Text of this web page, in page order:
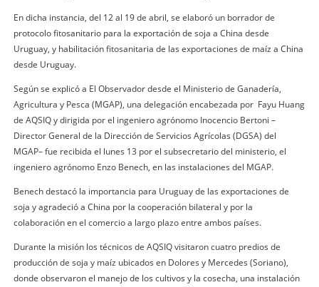
En dicha instancia, del 12 al 19 de abril, se elaboró un borrador de
protocolo fitosanitario para la exportación de soja a China desde
Uruguay, y habilitación fitosanitaria de las exportaciones de maíz a China
desde Uruguay.
Según se explicó a El Observador desde el Ministerio de Ganadería,
Agricultura y Pesca (MGAP), una delegación encabezada por Fayu Huang
de AQSIQ y dirigida por el ingeniero agrónomo Inocencio Bertoni –
Director General de la Dirección de Servicios Agrícolas (DGSA) del
MGAP– fue recibida el lunes 13 por el subsecretario del ministerio, el
ingeniero agrónomo Enzo Benech, en las instalaciones del MGAP.
Benech destacó la importancia para Uruguay de las exportaciones de
soja y agradeció a China por la cooperación bilateral y por la
colaboración en el comercio a largo plazo entre ambos países.
Durante la misión los técnicos de AQSIQ visitaron cuatro predios de
producción de soja y maíz ubicados en Dolores y Mercedes (Soriano),
donde observaron el manejo de los cultivos y la cosecha, una instalación